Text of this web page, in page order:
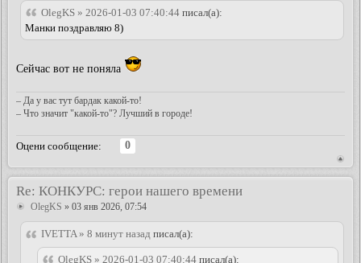
OlegKS » 2026-01-03 07:40:44 писал(а):
Манки поздравляю 8)
Сейчас вот не поняла
– Да у вас тут бардак какой-то!
– Что значит "какой-то"? Лучший в городе!
Оцени сообщение:
0
Re: КОНКУРС: герои нашего времени
OlegKS » 03 янв 2026, 07:54
IVETTA » 8 минут назад писал(а):
OlegKS » 2026-01-03 07:40:44 писал(а):